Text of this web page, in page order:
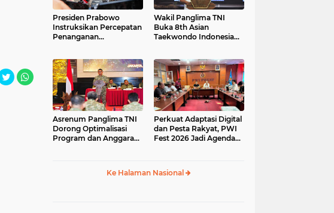
Presiden Prabowo
Instruksikan Percepatan
Penanganan
BBM
Wakil Panglima TNI
Buka 8th Asian
Taekwondo Indonesia
Asrenum Panglima TNI
Dorong Optimalisasi
Program dan Anggaran
Perkuat Adaptasi Digital
dan Pesta Rakyat, PWI
Fest 2026 Jadi Agenda
Ke Halaman Nasional